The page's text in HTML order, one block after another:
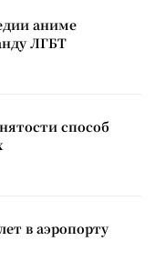
аниме
ЛГБТ
способ
в аэропорту